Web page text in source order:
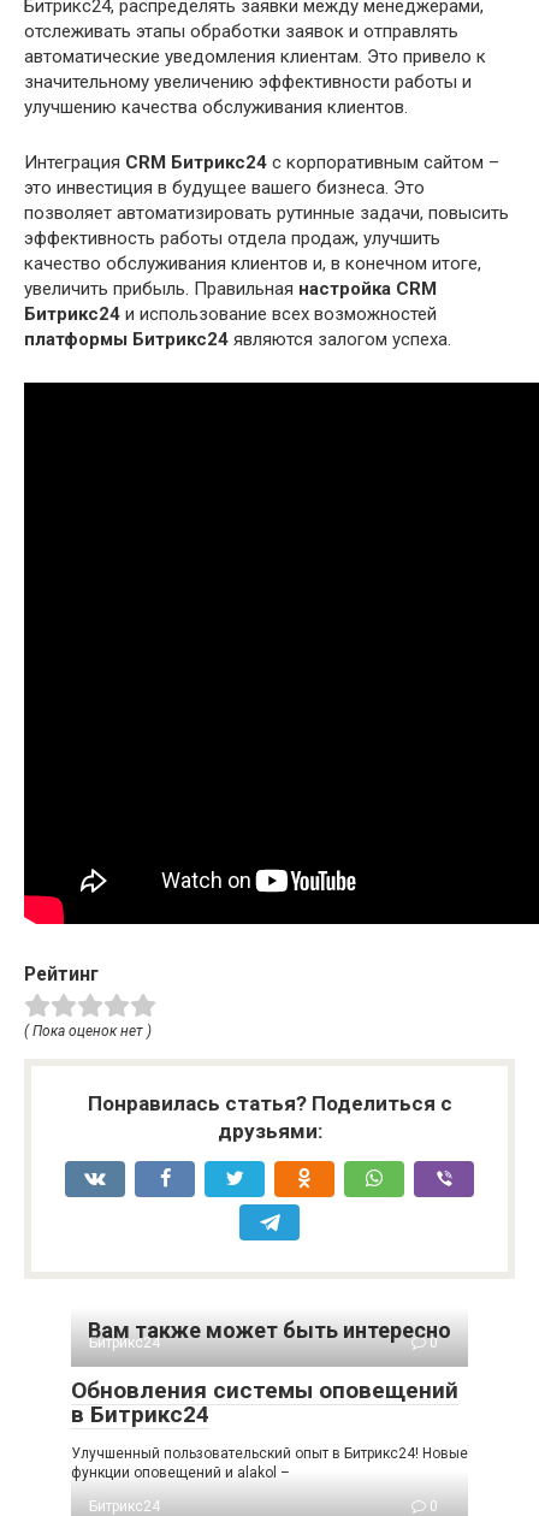
Битрикс24, распределять заявки между менеджерами,
отслеживать этапы обработки заявок и отправлять
автоматические уведомления клиентам. Это привело к
значительному увеличению эффективности работы и
улучшению качества обслуживания клиентов.
Интеграция CRM Битрикс24 с корпоративным сайтом –
это инвестиция в будущее вашего бизнеса. Это
позволяет автоматизировать рутинные задачи, повысить
эффективность работы отдела продаж, улучшить
качество обслуживания клиентов и, в конечном итоге,
увеличить прибыль. Правильная настройка CRM
Битрикс24 и использование всех возможностей
платформы Битрикс24 являются залогом успеха.
Рейтинг
( Пока оценок нет )
Понравилась статья? Поделиться с
друзьями:
Вам также может быть интересно
Битрикс24 0
Обновления системы оповещений
в Битрикс24
Улучшенный пользовательский опыт в Битрикс24! Новые
функции оповещений и alakol –
Битрикс24
0